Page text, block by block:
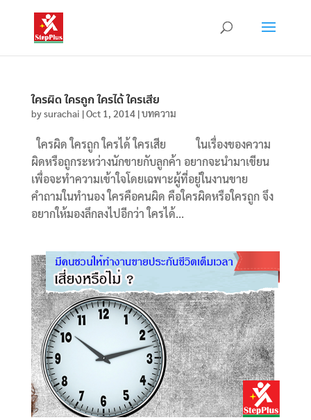
ใครผิด ใครถูก ใครได้ ใครเสีย
bysurachai |Oct 1, 2014|บทความ
ใครผิด ใครถูก ใครได้ ใครเสีย ในเรื่องของความ
ผิดหรือถูกระหว่างนักขายกับลูกค้า อยากจะนำมาเขียน
เพื่อจะทำความเข้าใจโดยเฉพาะผู้ที่อยู่ในงานขาย
คำถามในทำนอง ใครคือคนผิด คือใครผิดหรือใครถูก จึง
อยากให้มองลึกลงไปอีกว่า ใครได้...